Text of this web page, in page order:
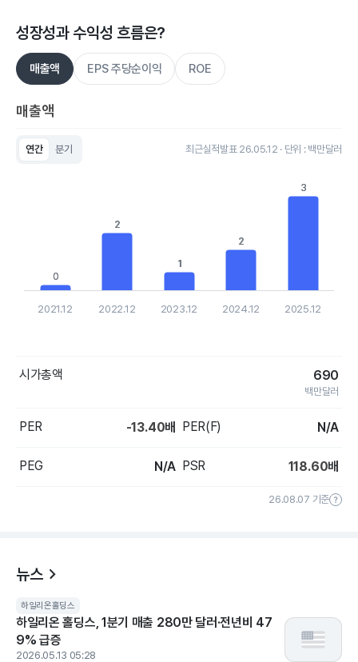
성장성과 수익성 흐름은?
매출액 EPS 주당순이익 ROE
매출액
연간 분기 최근실적발표 26.05.12 · 단위 : 백만달러
The chart has 1 Y axis displaying values. Data ranges from
0
0
2
2
11
2
2
3
3
2021.12 2022.12 2023.12 2024.12 2025.12
시가총액 690
백만달러
PER -13.40배 PER(F) N/A
PEG N/A PSR 118.60배
26.08.07 기준
뉴스
하일리온홀딩스
하일리온 홀딩스, 1분기 매출 280만 달러·전년비 47
9% 급증
2026.05.13 05:28